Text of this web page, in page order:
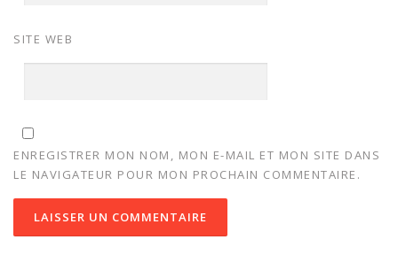
SITE WEB
ENREGISTRER MON NOM, MON E-MAIL ET MON SITE DANS
LE NAVIGATEUR POUR MON PROCHAIN COMMENTAIRE.